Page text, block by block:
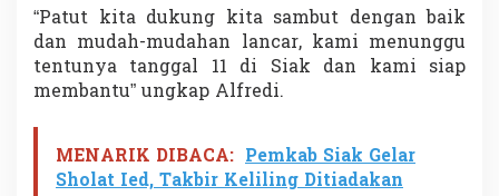
S
a
k
“Patut kita dukung kita sambut dengan baik
dan mudah-mudahan lancar, kami menunggu
tentunya tanggal 11 di Siak dan kami siap
membantu” ungkap Alfredi.
MENARIK DIBACA: Pemkab Siak Gelar
Sholat Ied, Takbir Keliling Ditiadakan